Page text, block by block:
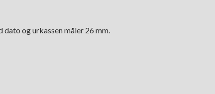
og urkassen måler 26 mm.